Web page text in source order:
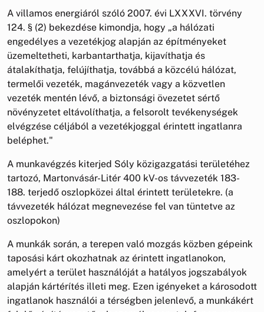
A villamos energiáról szóló 2007. évi LXXXVI. törvény
124. § (2) bekezdése kimondja, hogy „a hálózati
engedélyes a vezetékjog alapján az építményeket
üzemeltetheti, karbantarthatja, kijavíthatja és
átalakíthatja, felújíthatja, továbbá a közcélú hálózat,
termelői vezeték, magánvezeték vagy a közvetlen
vezeték mentén lévő, a biztonsági övezetet sértő
növényzetet eltávolíthatja, a felsorolt tevékenységek
elvégzése céljából a vezetékjoggal érintett ingatlanra
beléphet."
A munkavégzés kiterjed Sóly közigazgatási területéhez
tartozó, Martonvásár-Litér 400 kV-os távvezeték 183-
188. terjedő oszlopközei által érintett területekre. (a
távvezeték hálózat megnevezése fel van tüntetve az
oszlopokon)
A munkák során, a terepen való mozgás közben gépeink
taposási kárt okozhatnak az érintett ingatlanokon,
amelyért a terület használóját a hatályos jogszabályok
alapján kártérítés illeti meg. Ezen igényeket a károsodott
ingatlanok használói a térségben jelenlevő, a munkákért